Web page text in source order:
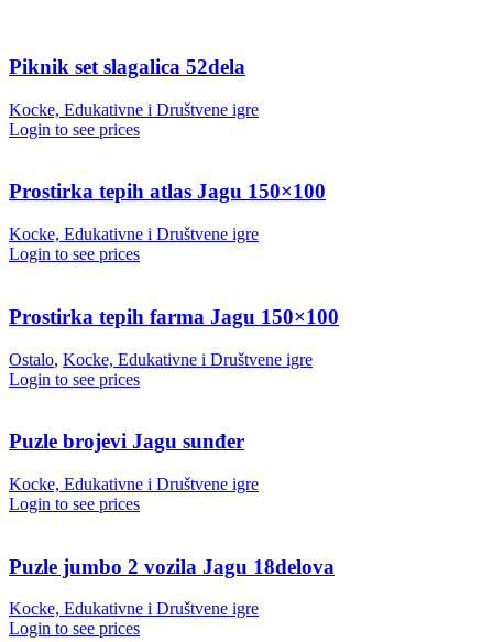
Piknik set slagalica 52dela
Kocke, Edukativne i Društvene igre
Login to see prices
Prostirka tepih atlas Jagu 150×100
Kocke, Edukativne i Društvene igre
Login to see prices
Prostirka tepih farma Jagu 150×100
Ostalo, Kocke, Edukativne i Društvene igre
Login to see prices
Puzle brojevi Jagu sunđer
Kocke, Edukativne i Društvene igre
Login to see prices
Puzle jumbo 2 vozila Jagu 18delova
Kocke, Edukativne i Društvene igre
Login to see prices